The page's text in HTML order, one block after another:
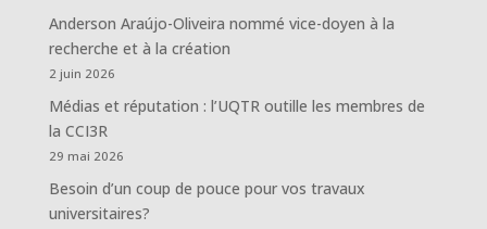
Anderson Araújo-Oliveira nommé vice-doyen à la
recherche et à la création
2 juin 2026
Médias et réputation : l’UQTR outille les membres de
la CCI3R
29 mai 2026
Besoin d’un coup de pouce pour vos travaux
universitaires?